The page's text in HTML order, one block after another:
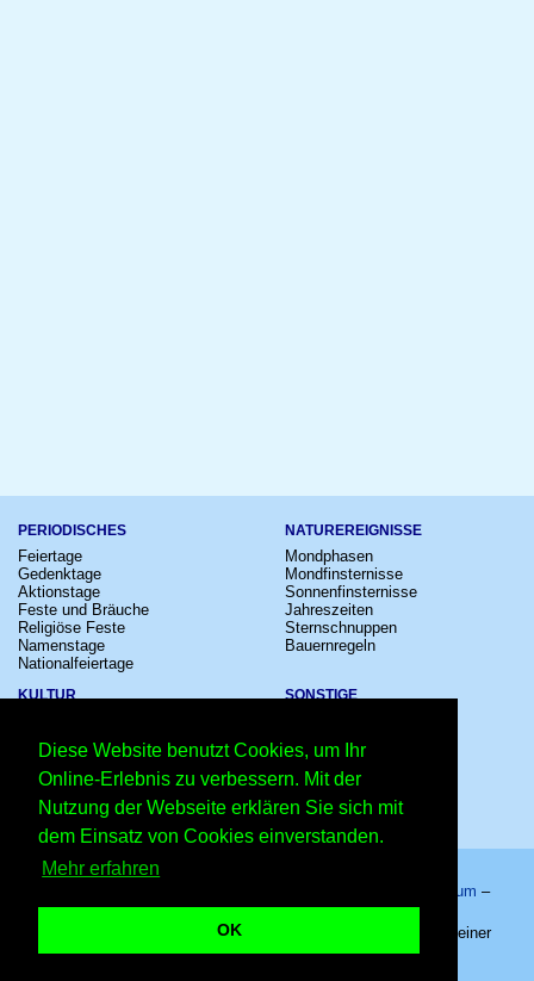
Diese Website benutzt Cookies, um Ihr
Online-Erlebnis zu verbessern. Mit der
Nutzung der Webseite erklären Sie sich mit
dem Einsatz von Cookies einverstanden.
Mehr erfahren
OK
PERIODISCHES
Feiertage
Gedenktage
Aktionstage
Feste und Bräuche
Religiöse Feste
Namenstage
Nationalfeiertage
NATUREREIGNISSE
Mondphasen
Mondfinsternisse
Sonnenfinsternisse
Jahreszeiten
Sternschnuppen
Bauernregeln
KULTUR
Kinostarts
Festivals
Großevents
Comedy
Shows
SONSTIGE
Sternzeichen
Schalttage
Wahltage
Erinnerungen
Volksfeste
Impressum –
Datenschutzhinweis–Kontakt
Internationaler Tag des Versuchstiers – Copyright © 2026 Kleiner
Kalender